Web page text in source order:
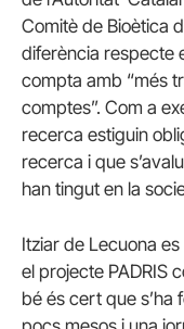
Comitè de Bioètica
diferència respecte
compta amb “més
comptes”. Com a
recerca estiguin
recerca i que
han tingut en la
Itziar de Lecuona
el projecte PADRIS
bé és cert que s’ha